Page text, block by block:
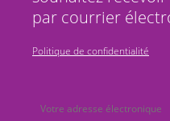
par courrier
Politique de confidentialité